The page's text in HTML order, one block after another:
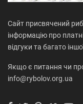
Сайт присвячений
інформацію про
відгуки та багато
Якщо є питання чи
info@rybolov.org.ua